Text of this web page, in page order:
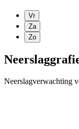
Vr
Za
Zo
Neerslagverwachting